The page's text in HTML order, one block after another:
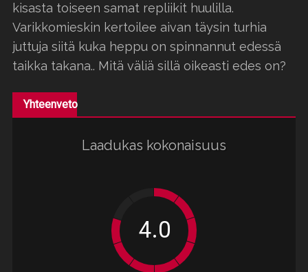
kisasta toiseen samat repliikit huulilla.
Varikkomieskin kertoilee aivan täysin turhia
juttuja siitä kuka heppu on spinnannut edessä
taikka takana.. Mitä väliä sillä oikeasti edes on?
Yhteenveto
Laadukas kokonaisuus